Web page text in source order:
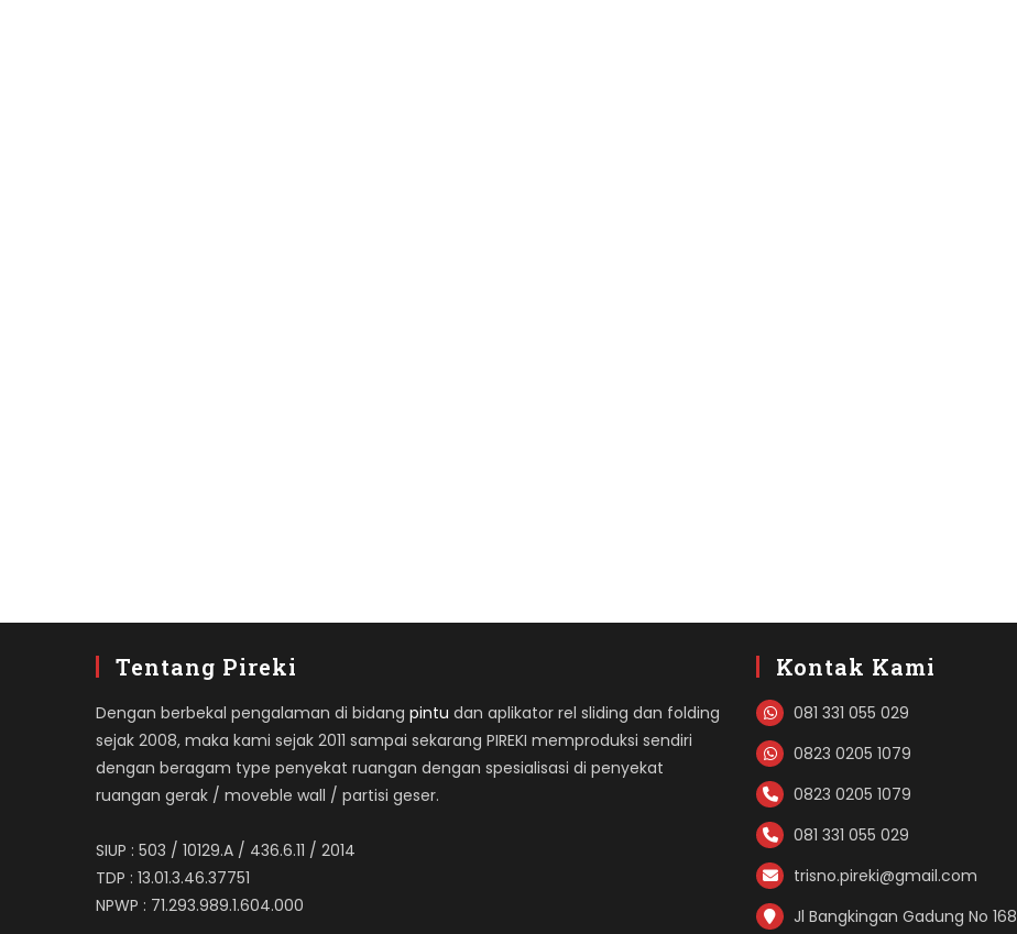
Tentang Pireki
Dengan berbekal pengalaman di bidang pintu dan aplikator rel sliding dan folding
sejak 2008, maka kami sejak 2011 sampai sekarang PIREKI memproduksi sendiri
dengan beragam type penyekat ruangan dengan spesialisasi di penyekat
ruangan gerak / moveble wall / partisi geser.
SIUP : 503 / 10129.A / 436.6.11 / 2014
TDP : 13.01.3.46.37751
NPWP : 71.293.989.1.604.000
Kontak Kami
081 331 055 029
0823 0205 1079
0823 0205 1079
081 331 055 029
trisno.pireki@gmail.com
Jl Bangkingan Gadung No 168